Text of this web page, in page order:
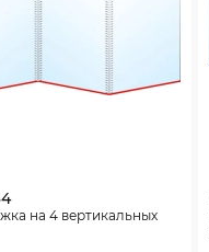
на 4 вертикальных